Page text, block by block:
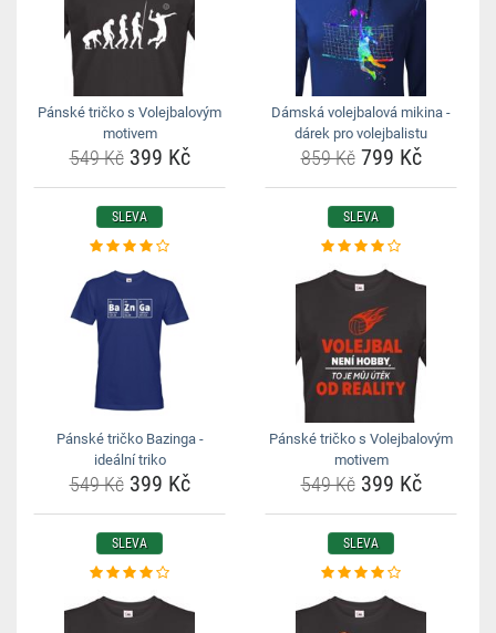
Pánské tričko s Volejbalovým
motivem
549 Kč399 Kč
Dámská volejbalová mikina -
dárek pro volejbalistu
859 Kč799 Kč
SLEVA
Pánské tričko Bazinga -
ideální triko
549 Kč399 Kč
SLEVA
Pánské tričko s Volejbalovým
motivem
549 Kč399 Kč
SLEVA SLEVA